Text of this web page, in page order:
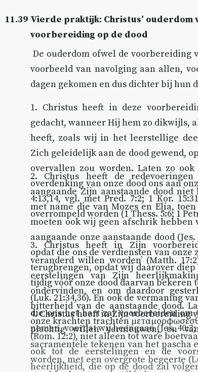
11.39 Vierde praktijk: Christus’ ouderdom
voorbereiding op de dood
De ouderdom ofwel de voorbereiding
voorbeeld van navolging aan allen,
dagen gekomen en dus dichter bij hun
1. Christus heeft in deze
gedacht, wanneer Hij hem zo dikwijls,
heeft, zoals wij in het leerstellige
Zich geleidelijk aan de dood gewend,
overvallen zou worden. Laten zo
overdenking van onze dood ons aan
4:13,14, vgl. met Pred. 7:2; 1 Kor. 15:31
overrompeld worden (1 Thess. 5:6; 1
2. Christus heeft de
aangaande Zijn aanstaande dood
met name die van Mozes en Elía,
moeten ook wij geen afschrik hebben
aangaande onze aanstaande dood (
opdat die ons de verdiensten van onze
terugbrengen, opdat wij daarover
tijdig vóór onze dood daarvan bekeren
(Luk. 21:34,36). En ook de vermaning
die ons het hart zal voorbereiden om
nemen, voordat wij heengaan (Jes. 40:3;
3. Christus heeft in Zijn
veranderd willen worden’ (Matth. 17:2
eerstelingen van Zijn
ondervinden, en om daardoor
bitterheid van de aanstaande dood.
onze krachten trachten
(Rom. 12:2), niet alleen tot ware
ook tot de eerstelingen en de
heerlijkheid, die op de dood zal
4. Christus heeft in Zijn voorbereiding
plechtig willen vernieuwen, en
sacramentele tekenen van het
worden, met een overgrote begeerte (